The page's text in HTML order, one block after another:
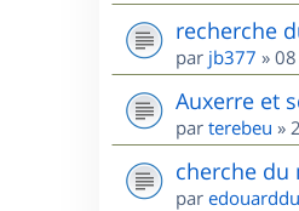
recherche
par jb377 »
Auxerre et
par terebeu »
cherche
par